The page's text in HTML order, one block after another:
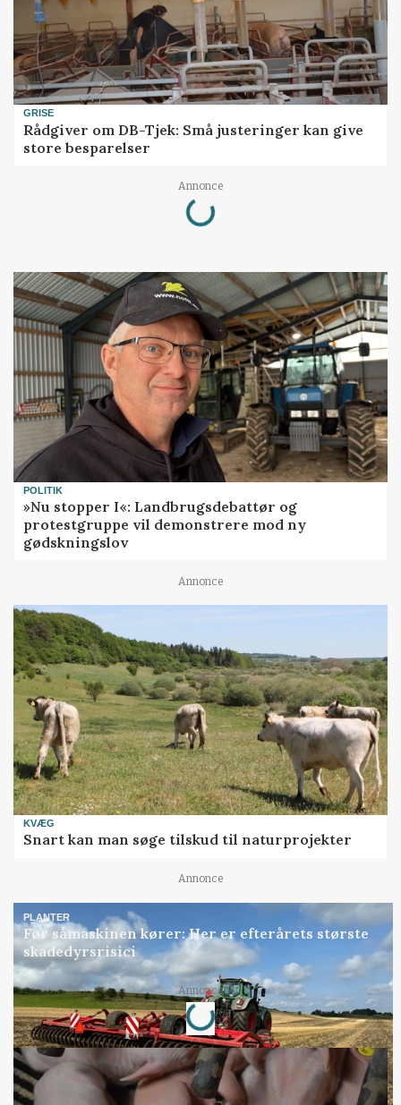
GRISE
Rådgiver om DB-Tjek: Små justeringer kan give
store besparelser
Annonce
Loading...
POLITIK
»Nu stopper I«: Landbrugsdebattør og
protestgruppe vil demonstrere mod ny
gødskningslov
Annonce
KVÆG
Snart kan man søge tilskud til naturprojekter
Annonce
PLANTER
Før såmaskinen kører: Her er efterårets største
skadedyrsrisici
Annonce
Loading...